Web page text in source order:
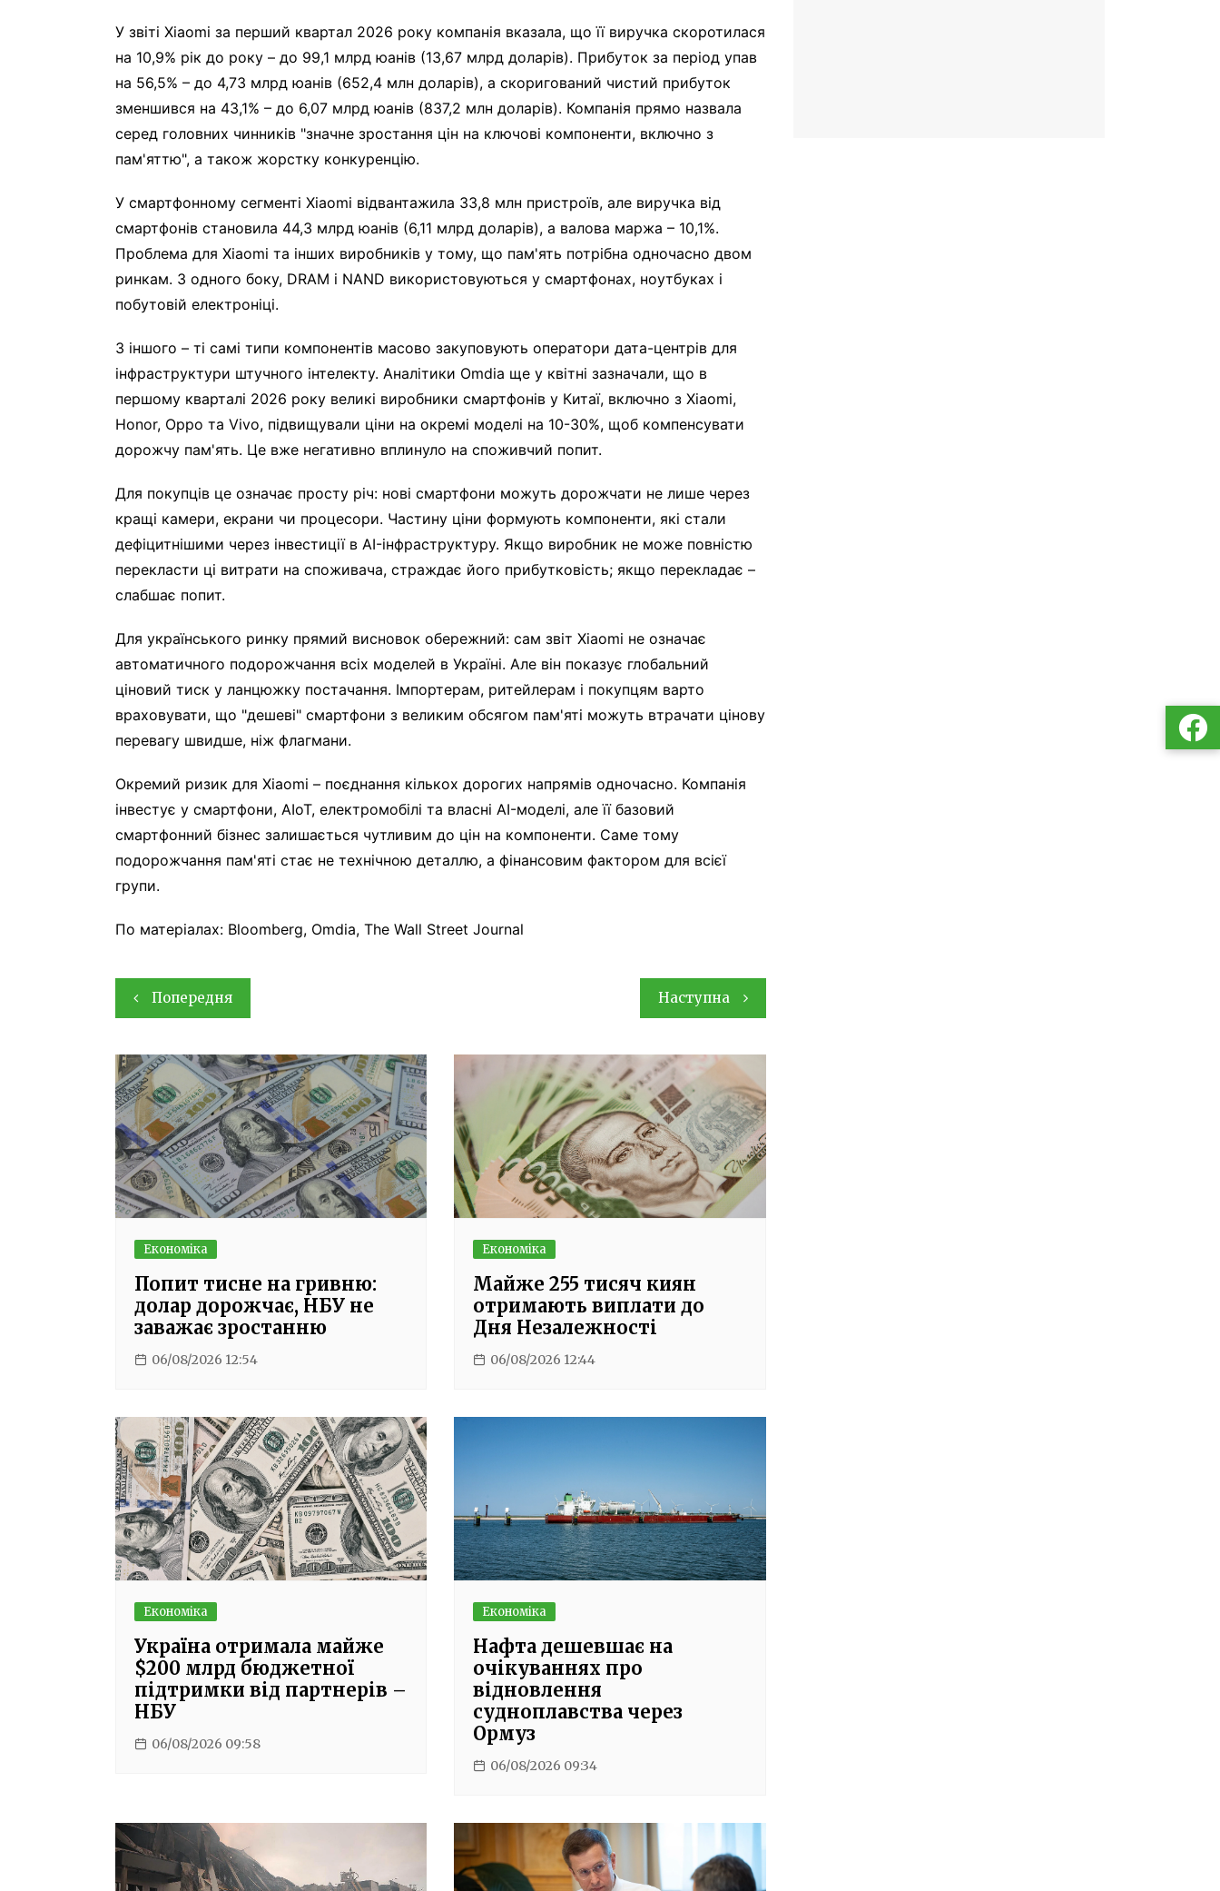
У звіті Xiaomi за перший квартал 2026 року компанія вказала, що її виручка скоротилася
на 10,9% рік до року – до 99,1 млрд юанів (13,67 млрд доларів). Прибуток за період упав
на 56,5% – до 4,73 млрд юанів (652,4 млн доларів), а скоригований чистий прибуток
зменшився на 43,1% – до 6,07 млрд юанів (837,2 млн доларів). Компанія прямо назвала
серед головних чинників "значне зростання цін на ключові компоненти, включно з
пам'яттю", а також жорстку конкуренцію.
У смартфонному сегменті Xiaomi відвантажила 33,8 млн пристроїв, але виручка від
смартфонів становила 44,3 млрд юанів (6,11 млрд доларів), а валова маржа – 10,1%.
Проблема для Xiaomi та інших виробників у тому, що пам'ять потрібна одночасно двом
ринкам. З одного боку, DRAM і NAND використовуються у смартфонах, ноутбуках і
побутовій електроніці.
З іншого – ті самі типи компонентів масово закуповують оператори дата-центрів для
інфраструктури штучного інтелекту. Аналітики Omdia ще у квітні зазначали, що в
першому кварталі 2026 року великі виробники смартфонів у Китаї, включно з Xiaomi,
Honor, Oppo та Vivo, підвищували ціни на окремі моделі на 10-30%, щоб компенсувати
дорожчу пам'ять. Це вже негативно вплинуло на споживчий попит.
Для покупців це означає просту річ: нові смартфони можуть дорожчати не лише через
кращі камери, екрани чи процесори. Частину ціни формують компоненти, які стали
дефіцитнішими через інвестиції в AI-інфраструктуру. Якщо виробник не може повністю
перекласти ці витрати на споживача, страждає його прибутковість; якщо перекладає –
слабшає попит.
Для українського ринку прямий висновок обережний: сам звіт Xiaomi не означає
автоматичного подорожчання всіх моделей в Україні. Але він показує глобальний
ціновий тиск у ланцюжку постачання. Імпортерам, ритейлерам і покупцям варто
враховувати, що "дешеві" смартфони з великим обсягом пам'яті можуть втрачати цінову
перевагу швидше, ніж флагмани.
Окремий ризик для Xiaomi – поєднання кількох дорогих напрямів одночасно. Компанія
інвестує у смартфони, AIoT, електромобілі та власні AI-моделі, але її базовий
смартфонний бізнес залишається чутливим до цін на компоненти. Саме тому
подорожчання пам'яті стає не технічною деталлю, а фінансовим фактором для всієї
групи.
По матеріалах: Bloomberg, Omdia, The Wall Street Journal
Навігація
записів
Попередня Наступна
Економіка
Попит тисне на гривню:
долар дорожчає, НБУ не
заважає зростанню
06/08/2026 12:54
Економіка
Майже 255 тисяч киян
отримають виплати до
Дня Незалежності
06/08/2026 12:44
Економіка
Україна отримала майже
$200 млрд бюджетної
підтримки від партнерів –
НБУ
06/08/2026 09:58
Економіка
Нафта дешевшає на
очікуваннях про
відновлення
судноплавства через
Ормуз
06/08/2026 09:34